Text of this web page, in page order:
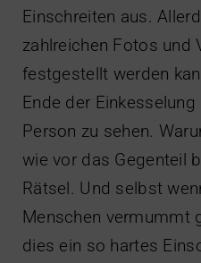
Einschreiten aus.
zahlreichen Fotos und
festgestellt werden
Ende der
Person zu sehen.
wie vor das Gegenteil
Rätsel. Und selbst
Menschen vermummt
dies ein so hartes